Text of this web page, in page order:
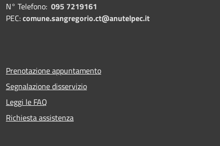
N° Telefono: 095 7219161
PEC:comune.sangregorio.ct@anutelpec.it
Prenotazione appuntamento
Segnalazione disservizio
Leggi le FAQ
Richiesta assistenza